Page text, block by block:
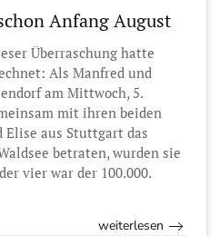
Anfang August
Überraschung hatte
Als Manfred und
am Mittwoch, 5.
mit ihren beiden
Elise aus Stuttgart das
betraten, wurden sie
vier war der 100.000.
weiterlesen